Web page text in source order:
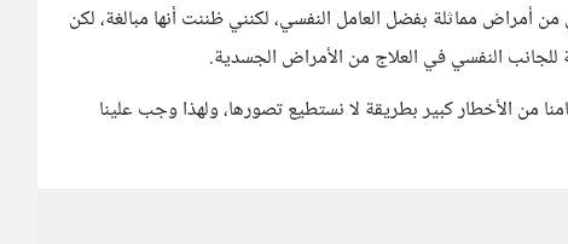
مماثلة بفضل العامل النفسي، لكنني ظننت أنها مبالغة، لكن
النفسي في العلاج من الأمراض الجسدية.
من الأخطار كبير بطريقة لا نستطيع تصورها، ولهذا وجب علينا